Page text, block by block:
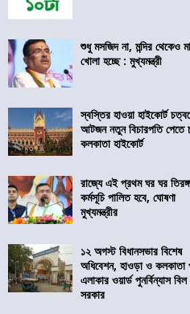
শুধু মসজিদ না, মন্দির থেকেও
খোলা হচ্ছে : মুখ্যমন্ত্রী
স্বস্তির হাওয়া হাইকোর্ট
আটজন নতুন বিচারপতি পেতে
কলকাতা হাইকোর্ট
রাজ্যে এই প্রথম ঘর ঘর
কর্মসূচি পালিত হবে, ঘোষণা
মুখ্যমন্ত্রীর
১২ অগস্ট বিধানসভার বিশেষ
অধিবেশন, হাওড়া ও কলকাতা
এলাকার ওয়ার্ড পুনর্বিন্যাস
সরকার